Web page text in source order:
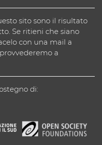
sito sono il risultato
Se ritieni che siano
con una mail a
a
di: